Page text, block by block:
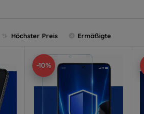
Höchster Preis Ermäßigte
-10%